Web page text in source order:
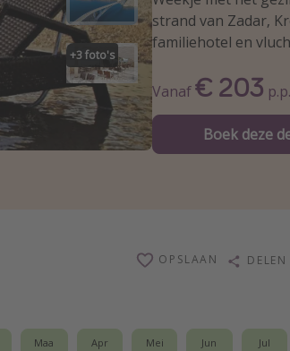
+3foto's
strand van Zadar,
familiehotel en
Vanaf€ 203 p.p.
Boek deze
OPSLAAN DELEN
Maa Apr Mei Jun Jul